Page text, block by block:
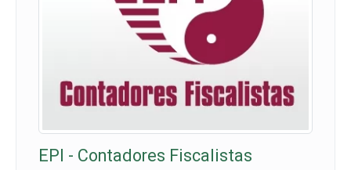
EPI - Contadores Fiscalistas